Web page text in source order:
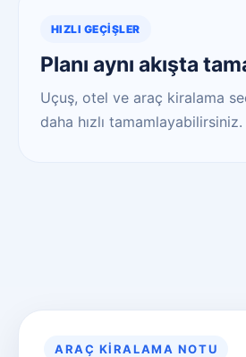
HIZLI GEÇIŞLER
Planı aynı akışta
Uçuş, otel ve araç kiralama
daha hızlı tamamlayabilirsiniz.
ARAÇ KIRALAMA NOTU